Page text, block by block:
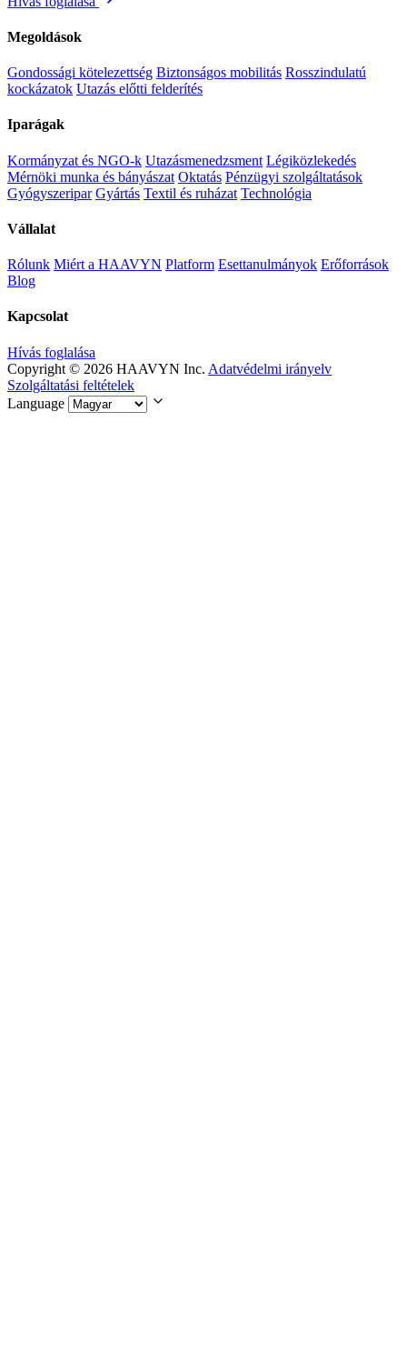
Megoldások
Gondossági kötelezettség Biztonságos mobilitás Rosszindulatú
kockázatok Utazás előtti felderítés
Iparágak
Kormányzat és NGO-k Utazásmenedzsment Légiközlekedés
Mérnöki munka és bányászat Oktatás Pénzügyi szolgáltatások
Gyógyszeripar Gyártás Textil és ruházat Technológia
Vállalat
Rólunk Miért a HAAVYN Platform Esettanulmányok Erőforrások
Blog
Kapcsolat
Hívás foglalása
Copyright © 2026 HAAVYN Inc. Adatvédelmi irányelv
Szolgáltatási feltételek
Language